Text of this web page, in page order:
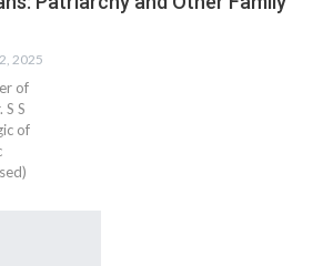
2025
of
S
of